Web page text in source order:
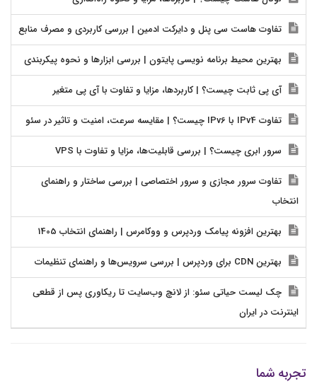
تفاوت هاست سی پنل و دایرکت ادمین | بررسی کاربردی و مصرف منابع
بهترین محیط برنامه نویسی پایتون | بررسی ابزارها و نحوه پیکربندی
آی پی ثابت چیست؟ | کاربردها، مزایا و تفاوت با آی پی متغیر
تفاوت IPv4 با IPv6 چیست؟ | مقایسه سرعت، امنیت و تاثیر در سئو
سرور ابری چیست؟ | بررسی قابلیت‌ها، مزایا و تفاوت با VPS
تفاوت سرور مجازی و سرور اختصاصی | بررسی ساختار و راهنمای
انتخاب
بهترین افزونه پیامک وردپرس و ووکامرس | راهنمای انتخاب 1405
بهترین CDN برای وردپرس | بررسی سرویس‌ها و راهنمای تنظیمات
چک لیست حیاتی سئو: از لانچ وب‌سایت تا ریکاوری پس از قطعی
اینترنت در ایران
تجربه شما